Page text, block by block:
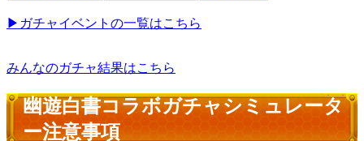
▶︎ガチャイベントの一覧はこちら
みんなのガチャ結果はこちら
幽遊白書コラボガチャシミュレータ
ー注意事項